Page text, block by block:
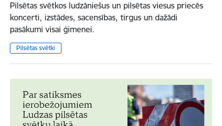
Pilsētas svētkos ludzāniešus un pilsētas viesus priecēs
koncerti, izstādes, sacensības, tirgus un dažādi
pasākumi visai ģimenei.
Pilsētas svētki